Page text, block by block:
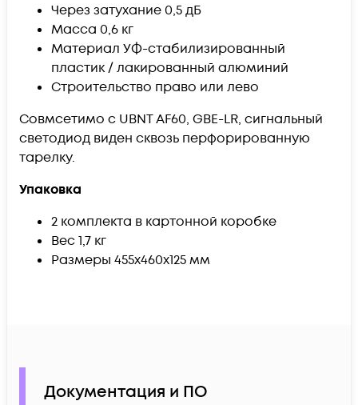
Через затухание 0,5 дБ
Масса 0,6 кг
Материал УФ-стабилизированный
пластик / лакированный алюминий
Строительство право или лево
Совмсетимо с UBNT AF60, GBE-LR, сигнальный
светодиод виден сквозь перфорированную
тарелку.
Упаковка
2 комплекта в картонной коробке
Вес 1,7 кг
Размеры 455x460x125 мм
Документация и ПО